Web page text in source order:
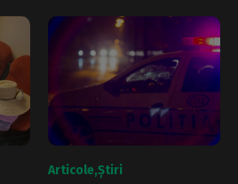
Articole Știri